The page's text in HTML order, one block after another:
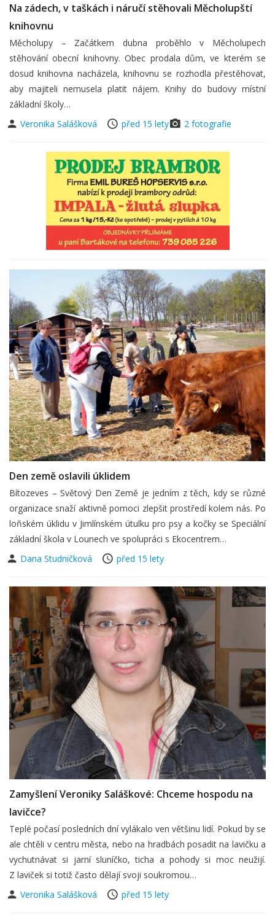
Na zádech, v taškách i náručí stěhovali Měcholupští
knihovnu
Měcholupy – Začátkem dubna proběhlo v Měcholupech
stěhování obecní knihovny. Obec prodala dům, ve kterém se
dosud knihovna nacházela, knihovnu se rozhodla přestěhovat,
aby majiteli nemusela platit nájem. Knihy do budovy místní
základní školy…
Veronika Salášková
před 15 lety 2 fotografie
Den země oslavili úklidem
Bítozeves – Světový Den Země je jedním z těch, kdy se různé
organizace snaží aktivně pomoci zlepšit prostředí kolem nás. Po
loňském úklidu v Jimlínském útulku pro psy a kočky se Speciální
základní škola v Lounech ve spolupráci s Ekocentrem…
Dana Studničková
před 15 lety
Zamyšlení Veroniky Saláškové: Chceme hospodu na
lavičce?
Teplé počasí posledních dní vylákalo ven většinu lidí. Pokud by se
ale chtěli v centru města, nebo na hradbách posadit na lavičku a
vychutnávat si jarní sluníčko, ticha a pohody si moc neužijí.
Z laviček si totiž často dělají svoji soukromou…
Veronika Salášková
před 15 lety